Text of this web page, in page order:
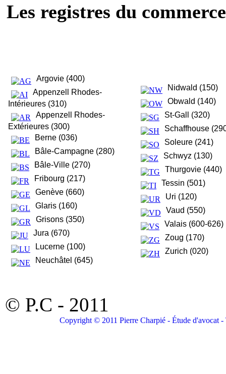
Les registres du
Argovie (400)
Appenzell Rhodes-
Intérieures (310)
Appenzell Rhodes-
Extérieures (300)
Berne (036)
Bâle-Campagne (280)
Bâle-Ville (270)
Fribourg (217)
Genève (660)
Glaris (160)
Grisons (350)
Jura (670)
Lucerne (100)
Neuchâtel (645)
Nidwald (150)
Obwald (140)
St-Gall (320)
Schaffhouse
Soleure (241)
Schwyz (130)
Thurgovie (440)
Tessin (501)
Uri (120)
Vaud (550)
Valais (600-626)
Zoug (170)
Zurich (020)
© P.C - 2011
Copyright © 2011 Pierre Charpié - Étude d'avocat -